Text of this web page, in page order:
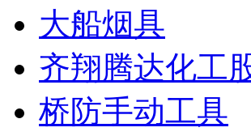
大船烟具
齐翔腾达化工
桥防手动工具